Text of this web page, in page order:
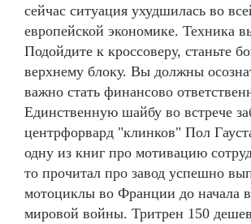
сейчас ситуация ухудшилась во
европейской экономике. Техника
Подойдите к кроссоверу, станьте
верхнему блоку. Вы должны
важно стать финансово
Единственную шайбу во встрече
центрфорвард "клинков" Пол
одну из книг про мотивацию
то прочитал про завод успешно
мотоциклы во Франции до начала
мировой войны. Тритрен 150